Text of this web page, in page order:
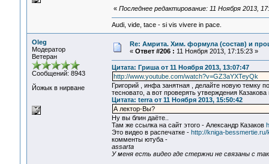
« Последнее редактирование: 11 Ноября 2013,
Audi, vide, tace - si vis vivere in pace.
Oleg
Модератор
Ветеран
Сообщений: 8943
Йожык в нирване
Re: Амрита. Хим. формула (состав) и
« Ответ #206 : 11 Ноября 2013, 17:15:23 »
Цитата: Гриша от 11 Ноября 2013, 13:07:47
http://www.youtube.com/watch?v=GZ3aYXTeyQk
Григорий , инфа занятная , делайте новую темку
тесновато, а вот проверять утверждения
Цитата: terra от 11 Ноября 2013, 15:50:42
А лектор-Вы?
Ну вы блин даёте..
Там же ссылка на сайт этого - Александр Казаков
Это видео в распечатке - http://kniga-bessmertie.ru/
комменты ютуба -
assarta
У меня есть видео где стержни не связаны с